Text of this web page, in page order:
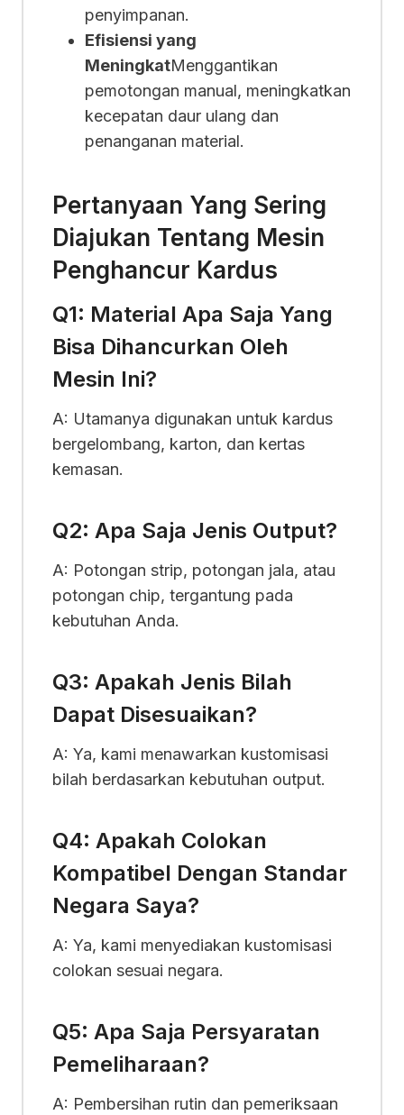
penyimpanan.
Efisiensi yang
MeningkatMenggantikan
pemotongan manual, meningkatkan
kecepatan daur ulang dan
penanganan material.
Pertanyaan Yang Sering
Diajukan Tentang Mesin
Penghancur Kardus
Q1: Material Apa Saja Yang
Bisa Dihancurkan Oleh
Mesin Ini?
A: Utamanya digunakan untuk kardus
bergelombang, karton, dan kertas
kemasan.
Q2: Apa Saja Jenis Output?
A: Potongan strip, potongan jala, atau
potongan chip, tergantung pada
kebutuhan Anda.
Q3: Apakah Jenis Bilah
Dapat Disesuaikan?
A: Ya, kami menawarkan kustomisasi
bilah berdasarkan kebutuhan output.
Q4: Apakah Colokan
Kompatibel Dengan Standar
Negara Saya?
A: Ya, kami menyediakan kustomisasi
colokan sesuai negara.
Q5: Apa Saja Persyaratan
Pemeliharaan?
A: Pembersihan rutin dan pemeriksaan